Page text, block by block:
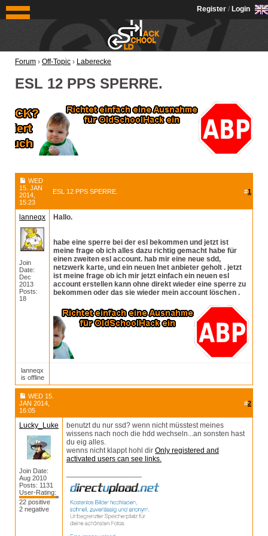
OldSchoolHack
Register / Login
Forum › Off-Topic › Laberecke
ESL 12 PPS SPERRE.
WED
15. JAN
2014,
15:23
ESL 12 PPS SPERRE. #1
lanneqx
Join
Date:
Dec
2013
Posts:
18
Hallo.
habe eine sperre bei der esl bekommen und jetzt ist
meine frage ob ich alles dazu richtig gemacht habe für
einen zweiten esl account. hab mir eine neue sdd,
netzwerk karte, und ein neuen Inet anbieter geholt . jetzt
ist meine frage ob ich mir jetzt einfach ein neuen esl
account erstellen kann ohne direkt wieder eine sperre zu
bekommen oder das sie wieder mein account löschen .
lanneqx
is offline
WED 15.
JAN 2014,
16:05
#2
Lucky_Luke
Join Date:
Aug 2010
Posts: 1131
User-Rating:
22 positive
2 negative
benutzt du nur ssd? wenn nicht müsstest meines
wissens nach noch die hdd wechseln...an sonsten hast
du eig alles.
wenns nicht klappt hohl dir Only registered and
activated users can see links.